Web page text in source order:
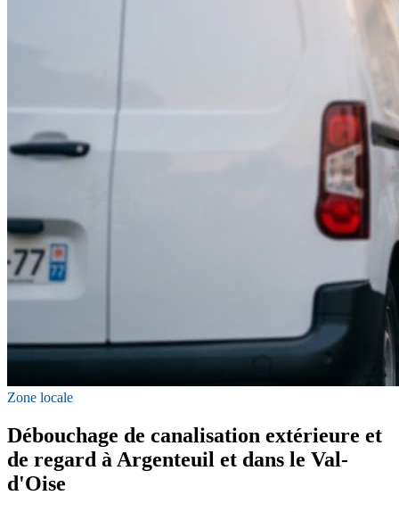
Zone locale
Débouchage de canalisation extérieure et
de regard à Argenteuil et dans le Val-
d'Oise